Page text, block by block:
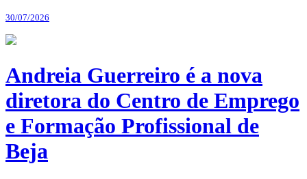
30/07/2026
Andreia Guerreiro é a nova
diretora do Centro de Emprego
e Formação Profissional de
Beja